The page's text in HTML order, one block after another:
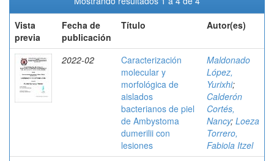
Vista
previa
Fecha de
publicación
Título Autor(es)
2022-02
Caracterización
molecular y
morfológica de
aislados
bacterianos de piel
de Ambystoma
dumerilii con
lesiones
Maldonado
López,
Yurixhi;
Calderón
Cortés,
Nancy; Loeza
Torrero,
Fabiola Itzel